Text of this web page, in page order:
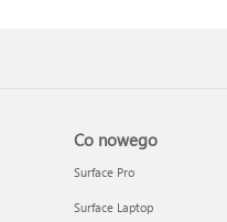
Co nowego
Surface Pro
Surface Laptop